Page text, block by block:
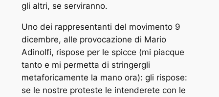
gli altri, se serviranno.
Uno dei rappresentanti del movimento 9
dicembre, alle provocazione di Mario
Adinolfi, rispose per le spicce (mi piacque
tanto e mi permetta di stringergli
metaforicamente la mano ora): gli rispose:
se le nostre proteste le intenderete con le